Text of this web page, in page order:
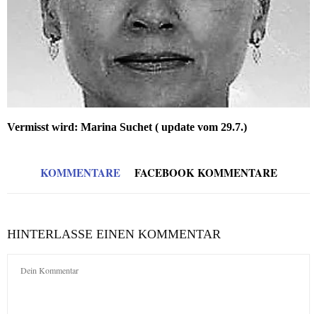
Vermisst wird: Marina Suchet ( update vom 29.7.)
KOMMENTARE FACEBOOK KOMMENTARE
HINTERLASSE EINEN KOMMENTAR